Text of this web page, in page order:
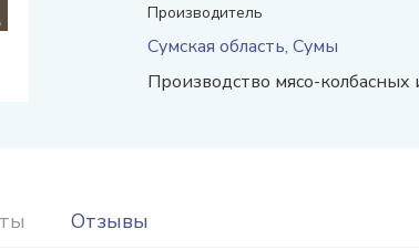
Производитель
Сумская область, Сумы
Производство мясо-колбасных
Отзывы